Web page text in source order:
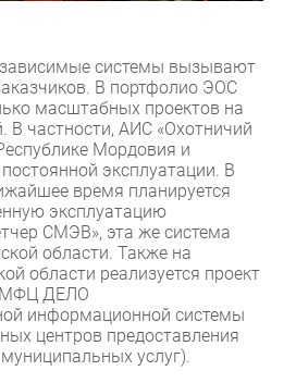
системы вызывают
В портфолио ЭОС
масштабных проектов на
В частности, АИС «Охотничий
Мордовия и
эксплуатации. В
время планируется
эксплуатацию
СМЭВ», эта же система
области. Также на
области реализуется проект
МФЦ ДЕЛО
информационной системы
центров предоставления
услуг).